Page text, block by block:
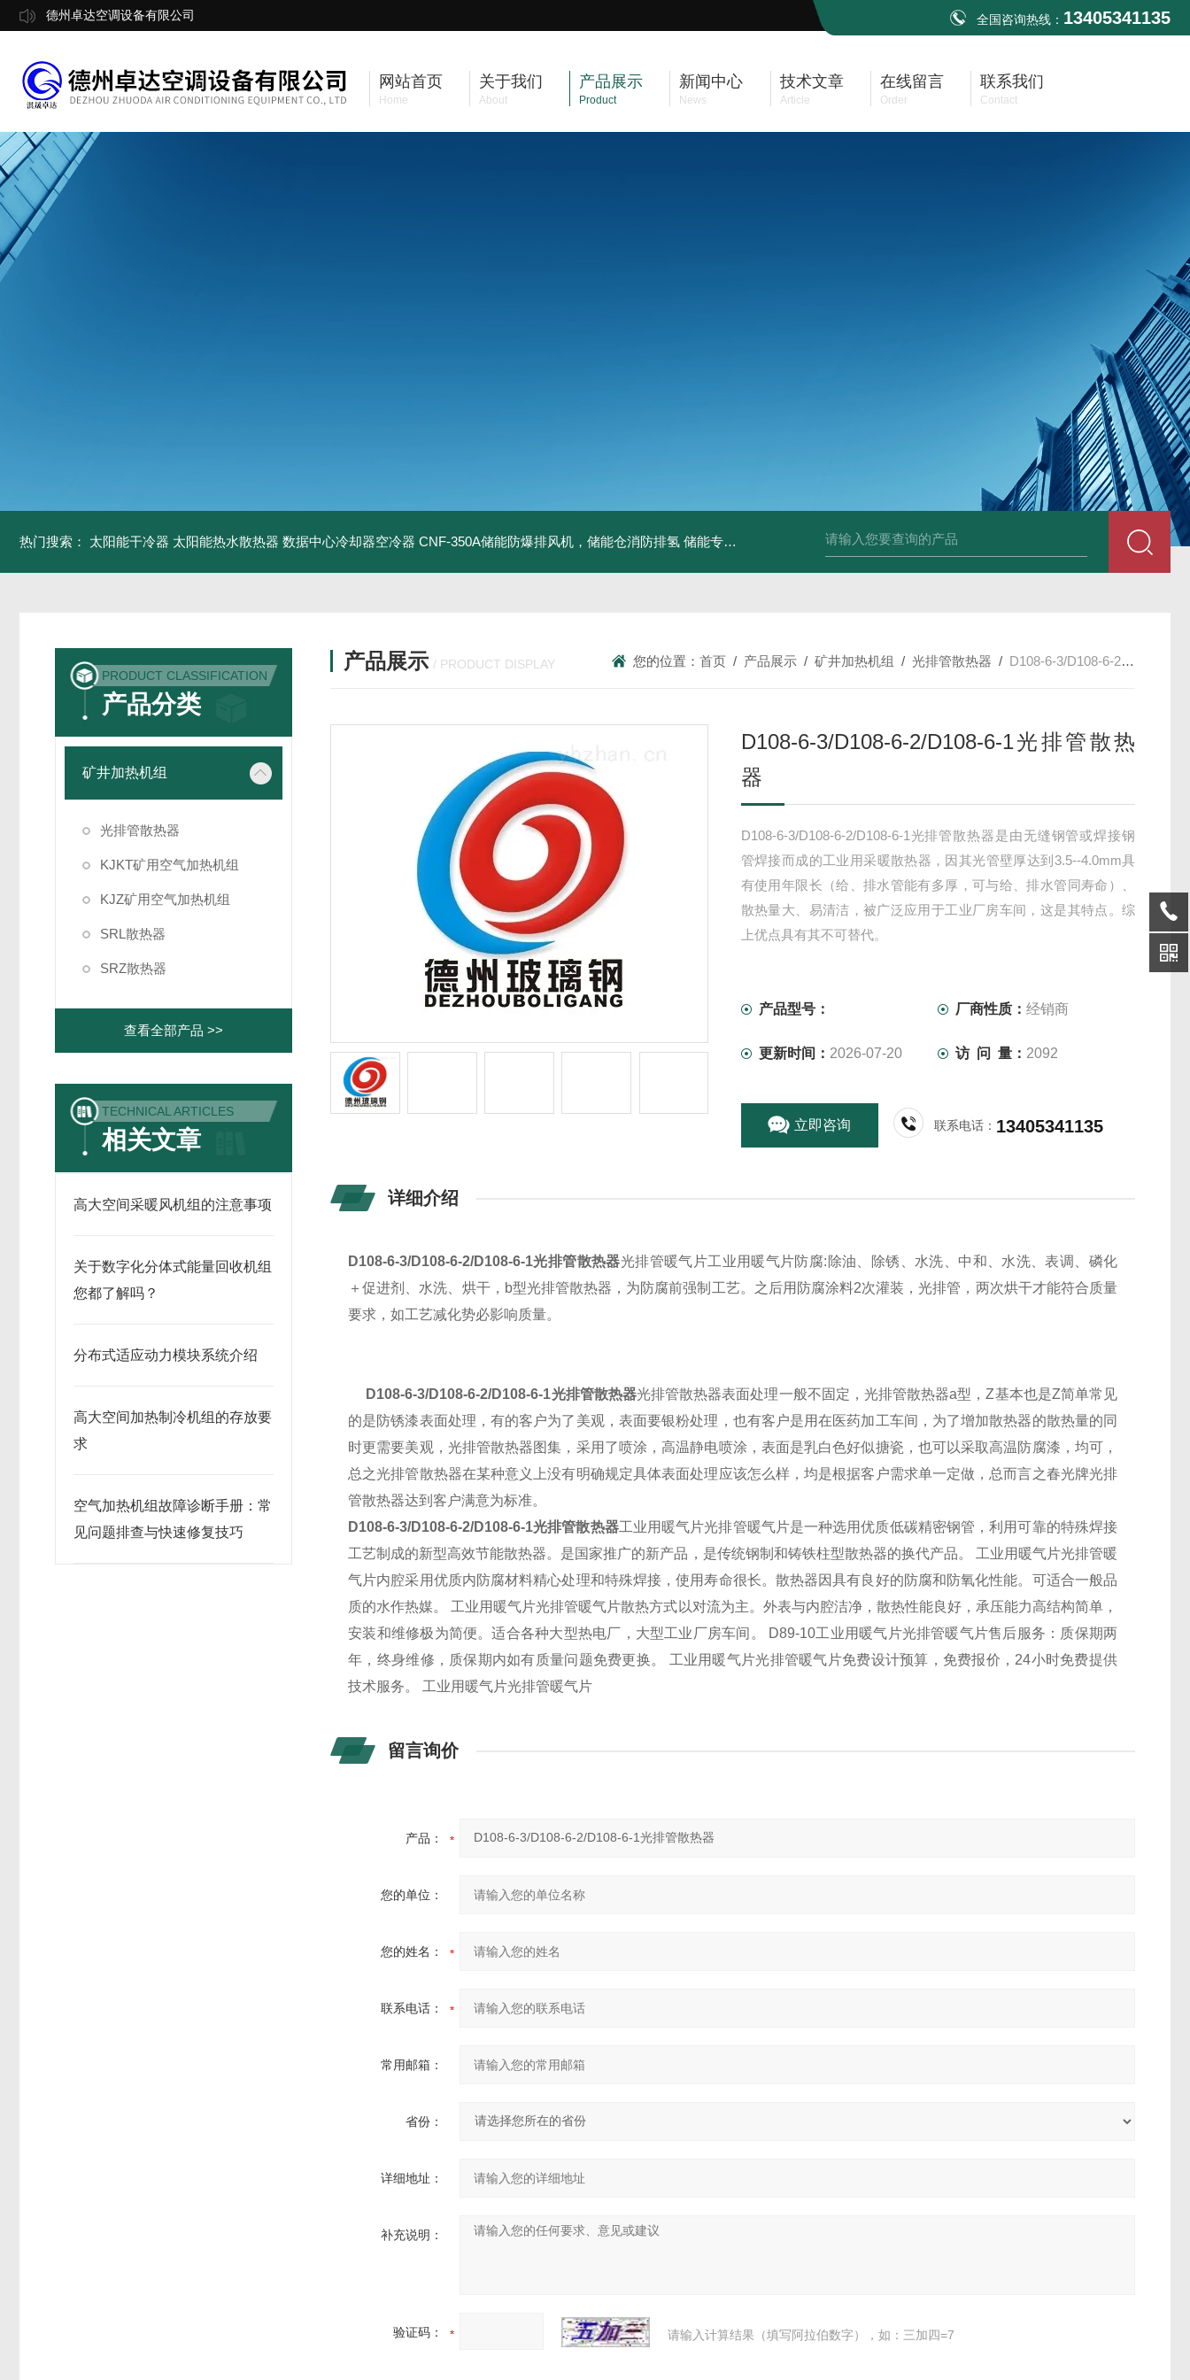
德州卓达空调设备有限公司 全国咨询热线： 13405341135
网站首页
Home
关于我们
About
产品展示
Product
新闻中心
News
技术文章
Article
在线留言
Order
联系我们
Contact
热门搜索： 太阳能干冷器 太阳能热水散热器 数据中心冷却器空冷器 CNF-350A储能防爆排风机，储能仓消防排氢 储能专用风机 储能箱风机 储能柜专用风机 PF-200/300/400/500排气扇/卫生间通风器
PRODUCT CLASSIFICATION
产品分类
矿井加热机组
光排管散热器
KJKT矿用空气加热机组
KJZ矿用空气加热机组
SRL散热器
SRZ散热器
查看全部产品 >>
TECHNICAL ARTICLES
相关文章
高大空间采暖风机组的注意事项
关于数字化分体式能量回收机组
您都了解吗？
分布式适应动力模块系统介绍
高大空间加热制冷机组的存放要
求
空气加热机组故障诊断手册：常
见问题排查与快速修复技巧
产品展示 / PRODUCT DISPLAY 您的位置：首页 / 产品展示 /矿井加热机组 /光排管散热器 / D108-6-3/D108-6-2/D108-6-1光排管散热器
D108-6-3/D108-6-2/D108-6-1光排管散热
器
D108-6-3/D108-6-2/D108-6-1光排管散热器是由无缝钢管或焊接钢
管焊接而成的工业用采暖散热器，因其光管壁厚达到3.5--4.0mm具
有使用年限长（给、排水管能有多厚，可与给、排水管同寿命）、
散热量大、易清洁，被广泛应用于工业厂房车间，这是其特点。综
上优点具有其不可替代。
产品型号： 厂商性质：经销商
更新时间： 2026-07-20 访 问 量： 2092
立即咨询 联系电话： 13405341135
详细介绍
D108-6-3/D108-6-2/D108-6-1光排管散热器光排管暖气片工业用暖气片防腐:除油、除锈、水洗、中和、水洗、表调、磷化
＋促进剂、水洗、烘干，b型光排管散热器，为防腐前强制工艺。之后用防腐涂料2次灌装，光排管，两次烘干才能符合质量
要求，如工艺减化势必影响质量。
D108-6-3/D108-6-2/D108-6-1光排管散热器光排管散热器表面处理一般不固定，光排管散热器a型，Z基本也是Z简单常见
的是防锈漆表面处理，有的客户为了美观，表面要银粉处理，也有客户是用在医药加工车间，为了增加散热器的散热量的同
时更需要美观，光排管散热器图集，采用了喷涂，高温静电喷涂，表面是乳白色好似搪瓷，也可以采取高温防腐漆，均可，
总之光排管散热器在某种意义上没有明确规定具体表面处理应该怎么样，均是根据客户需求单一定做，总而言之春光牌光排
管散热器达到客户满意为标准。
D108-6-3/D108-6-2/D108-6-1光排管散热器工业用暖气片光排管暖气片是一种选用优质低碳精密钢管，利用可靠的特殊焊接
工艺制成的新型高效节能散热器。是国家推广的新产品，是传统钢制和铸铁柱型散热器的换代产品。 工业用暖气片光排管暖
气片内腔采用优质内防腐材料精心处理和特殊焊接，使用寿命很长。散热器因具有良好的防腐和防氧化性能。可适合一般品
质的水作热媒。 工业用暖气片光排管暖气片散热方式以对流为主。外表与内腔洁净，散热性能良好，承压能力高结构简单，
安装和维修极为简便。适合各种大型热电厂，大型工业厂房车间。 D89-10工业用暖气片光排管暖气片售后服务：质保期两
年，终身维修，质保期内如有质量问题免费更换。 工业用暖气片光排管暖气片免费设计预算，免费报价，24小时免费提供
技术服务。 工业用暖气片光排管暖气片
留言询价
产品：
您的单位：
您的姓名：
联系电话：
常用邮箱：
省份：
详细地址：
补充说明：
验证码： 请输入计算结果（填写阿拉伯数字），如：三加四=7